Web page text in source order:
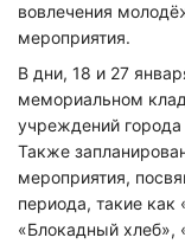
вовлечения
мероприятия.
В дни, 18 и 27
мемориальном
учреждений города
Также
мероприятия,
периода, такие
«Блокадный хлеб»,